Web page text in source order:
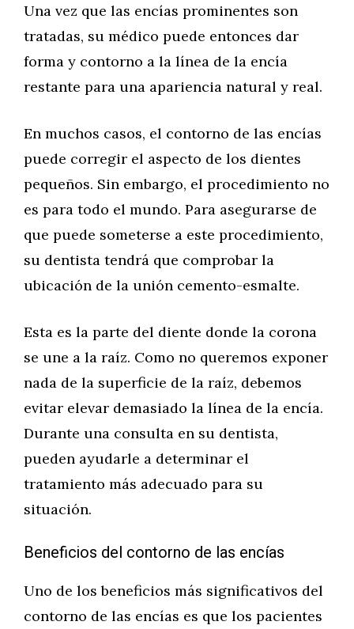
Una vez que las encías prominentes son
tratadas, su médico puede entonces dar
forma y contorno a la línea de la encía
restante para una apariencia natural y real.
En muchos casos, el contorno de las encías
puede corregir el aspecto de los dientes
pequeños. Sin embargo, el procedimiento no
es para todo el mundo. Para asegurarse de
que puede someterse a este procedimiento,
su dentista tendrá que comprobar la
ubicación de la unión cemento-esmalte.
Esta es la parte del diente donde la corona
se une a la raíz. Como no queremos exponer
nada de la superficie de la raíz, debemos
evitar elevar demasiado la línea de la encía.
Durante una consulta en su dentista,
pueden ayudarle a determinar el
tratamiento más adecuado para su
situación.
Beneficios del contorno de las encías
Uno de los beneficios más significativos del
contorno de las encías es que los pacientes